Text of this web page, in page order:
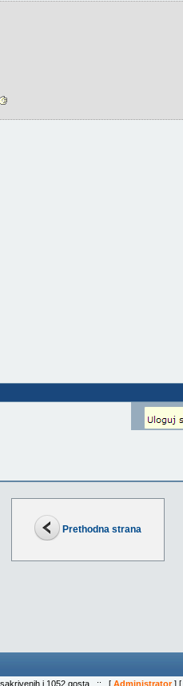
Prethodna strana
sakrivenih i 1052 gosta :: [ Administrator] [